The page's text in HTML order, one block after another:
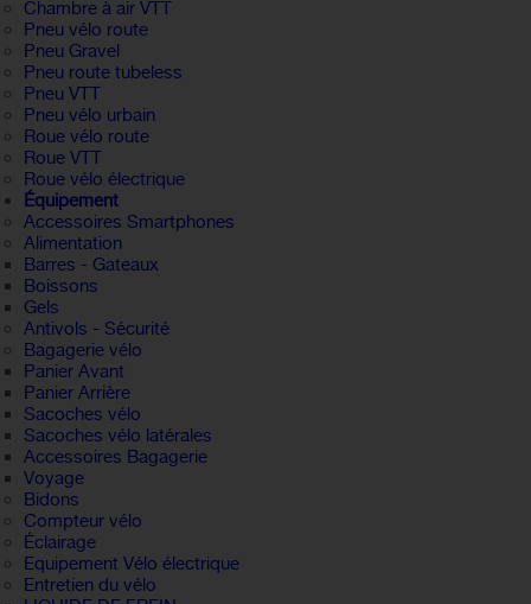
Chambre à air VTT
Pneu vélo route
Pneu Gravel
Pneu route tubeless
Pneu VTT
Pneu vélo urbain
Roue vélo route
Roue VTT
Roue vélo électrique
Équipement
Accessoires Smartphones
Alimentation
Barres - Gateaux
Boissons
Gels
Antivols - Sécurité
Bagagerie vélo
Panier Avant
Panier Arrière
Sacoches vélo
Sacoches vélo latérales
Accessoires Bagagerie
Voyage
Bidons
Compteur vélo
Éclairage
Equipement Vélo électrique
Entretien du vélo